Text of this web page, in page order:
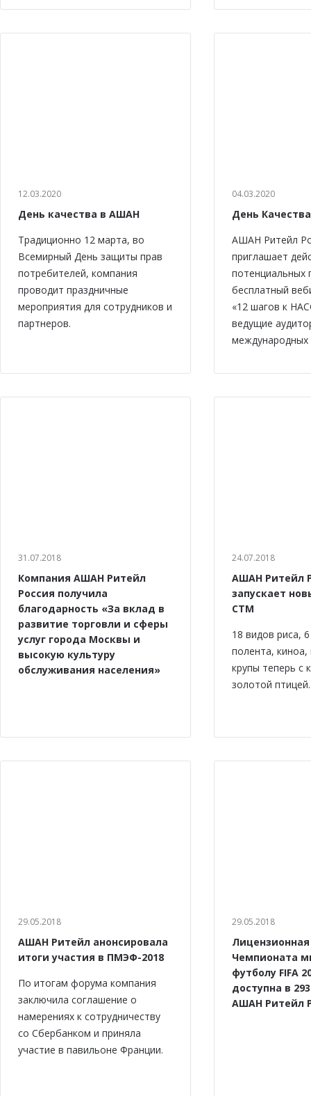
12.03.2020
День качества в АШАН
Традиционно 12 марта, во
Всемирный День защиты прав
потребителей, компания
проводит праздничные
мероприятия для сотрудников и
партнеров.
04.03.2020
День
АШАН Ритейл
приглашает
потенциальных
бесплатный
«12 шагов к
ведущие
международных
31.07.2018
Компания АШАН Ритейл
Россия получила
благодарность «За вклад в
развитие торговли и сферы
услуг города Москвы и
высокую культуру
обслуживания населения»
24.07.2018
АШАН Ритейл
запускает
СТМ
18 видов риса,
полента, киноа,
крупы теперь с
золотой птицей.
29.05.2018
АШАН Ритейл анонсировала
итоги участия в ПМЭФ-2018
По итогам форума компания
заключила соглашение о
намерениях к сотрудничеству
cо Сбербанком и приняла
участие в павильоне Франции.
29.05.2018
Чемпионата
футболу FIFA
доступна в
АШАН Ритейл